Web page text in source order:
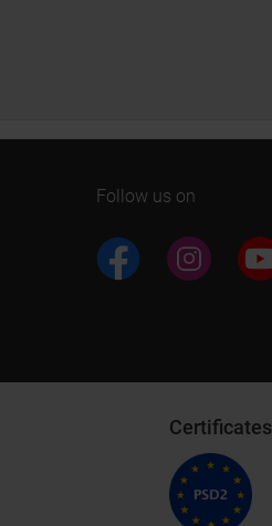
Follow us on
Certificates